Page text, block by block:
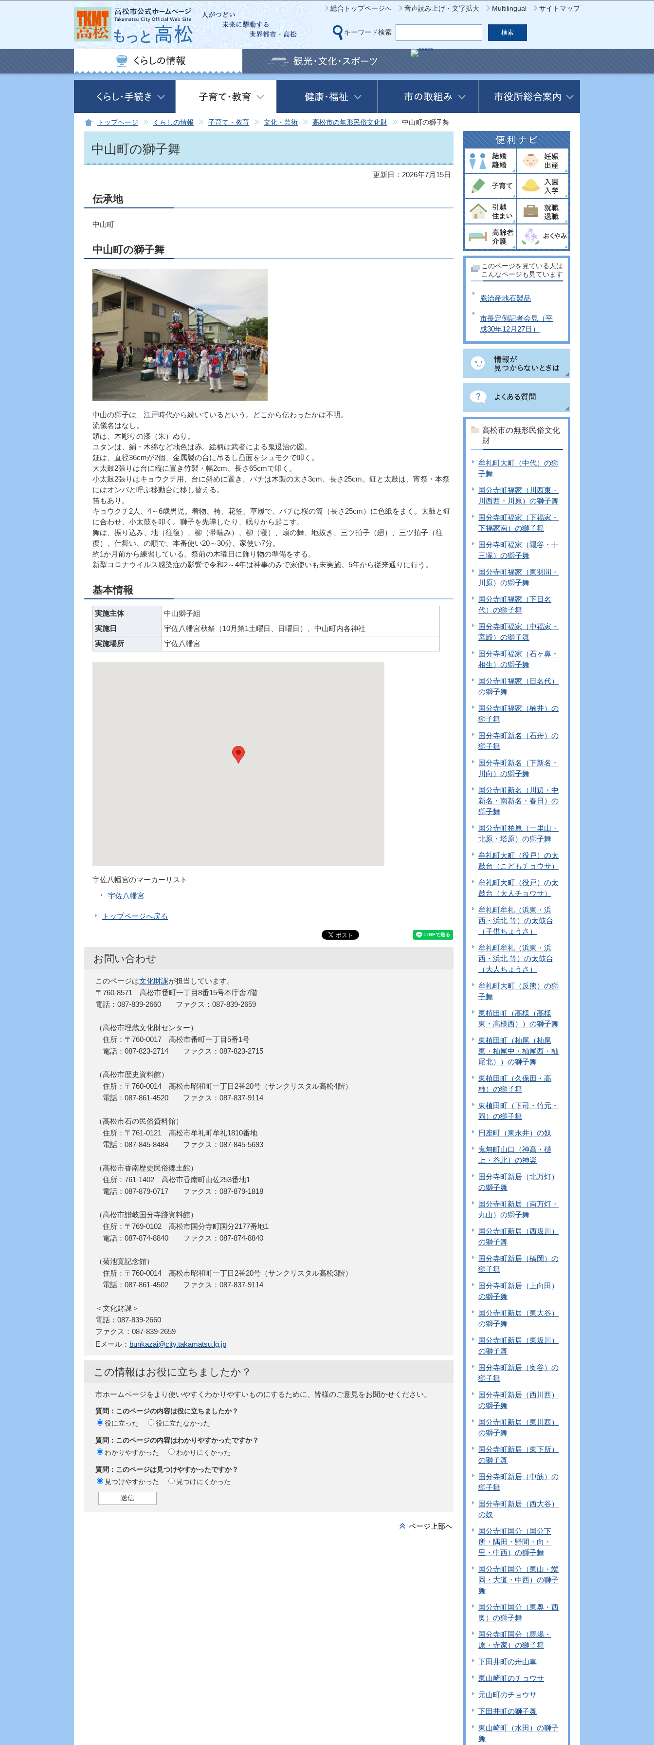
このページの本文へ移動
総合トップページへ 音声読み上げ・文字拡大 Multilingual サイトマップ
キーワード検索
トップページ くらしの情報 子育て・教育 文化・芸術 高松市の無形民俗文化財 中山町の獅子舞
中山町の獅子舞
更新日：2026年7月15日
伝承地
中山町
中山町の獅子舞
中山の獅子は、江戸時代から続いているという。どこから伝わったかは不明。
流儀名はなし。
頭は、木彫りの漆（朱）ぬり。
ユタンは、絹・木綿など地色は赤。絵柄は武者による鬼退治の図。
鉦は、直径36cmが2個、金属製の台に吊るし凸面をシュモクで叩く。
大太鼓2張りは台に縦に置き竹製・幅2cm、長さ65cmで叩く。
小太鼓2張りはキョウクチ用、台に斜めに置き、バチは木製の太さ3cm、長さ25cm。鉦と太鼓は、宵祭・本祭
にはオンバと呼ぶ移動台に移し替える。
笛もあり。
キョウクチ2人、4～6歳男児。着物、袴、花笠、草履で、バチは桜の筒（長さ25cm）に色紙をまく。太鼓と鉦
に合わせ、小太鼓を叩く。獅子を先導したり、眠りから起こす。
舞は、振り込み、地（往復）、柳（帯噛み）、柳（寝）、扇の舞、地抜き、三ツ拍子（廻）、三ツ拍子（往
復）、仕舞い、の順で、本番使い20～30分、家使い7分。
約1か月前から練習している。祭前の木曜日に飾り物の準備をする。
新型コロナウイルス感染症の影響で令和2～4年は神事のみで家使いも未実施。5年から従来通りに行う。
基本情報
実施主体
中山獅子組
実施日
宇佐八幡宮秋祭（10月第1土曜日、日曜日）、中山町内各神社
実施場所
宇佐八幡宮
宇佐八幡宮のマーカーリスト
宇佐八幡宮
トップページへ戻る
お問い合わせ
このページは文化財課が担当しています。
〒760-8571 高松市番町一丁目8番15号本庁舎7階
電話：087-839-2660 ファクス：087-839-2659
（高松市埋蔵文化財センター）
住所：〒760-0017 高松市番町一丁目5番1号
電話：087-823-2714 ファクス：087-823-2715
（高松市歴史資料館）
住所：〒760-0014 高松市昭和町一丁目2番20号（サンクリスタル高松4階）
電話：087-861-4520 ファクス：087-837-9114
（高松市石の民俗資料館）
住所：〒761-0121 高松市牟礼町牟礼1810番地
電話：087-845-8484 ファクス：087-845-5693
（高松市香南歴史民俗郷土館）
住所：761-1402 高松市香南町由佐253番地1
電話：087-879-0717 ファクス：087-879-1818
（高松市讃岐国分寺跡資料館）
住所：〒769-0102 高松市国分寺町国分2177番地1
電話：087-874-8840 ファクス：087-874-8840
（菊池寛記念館）
住所：〒760-0014 高松市昭和町一丁目2番20号（サンクリスタル高松3階）
電話：087-861-4502 ファクス：087-837-9114
＜文化財課＞
電話：087-839-2660
ファクス：087-839-2659
Eメール： bunkazai@city.takamatsu.lg.jp
この情報はお役に立ちましたか？
市ホームページをより使いやすくわかりやすいものにするために、皆様のご意見をお聞かせください。
質問：このページの内容は役に立ちましたか？
役に立った
役に立たなかった
質問：このページの内容はわかりやすかったですか？
わかりやすかった
わかりにくかった
質問：このページは見つけやすかったですか？
見つけやすかった
見つけにくかった
ページ上部へ
このページを見ている人は
こんなページも見ています
庵治産地石製品
市長定例記者会見（平
成30年12月27日）
高松市の無形民俗文化
財
牟礼町大町（中代）の獅
子舞
国分寺町福家（川西東・
川西西・川原）の獅子舞
国分寺町福家（下福家・
下福家南）の獅子舞
国分寺町福家（隠谷・十
三塚）の獅子舞
国分寺町福家（東羽間・
川原）の獅子舞
国分寺町福家（下日名
代）の獅子舞
国分寺町福家（中福家・
宮殿）の獅子舞
国分寺町福家（石ヶ鼻・
相生）の獅子舞
国分寺町福家（日名代）
の獅子舞
国分寺町福家（楠井）の
獅子舞
国分寺町新名（石舟）の
獅子舞
国分寺町新名（下新名・
川向）の獅子舞
国分寺町新名（川辺・中
新名・南新名・春日）の
獅子舞
国分寺町柏原（一里山・
北原・塔原）の獅子舞
牟礼町大町（役戸）の太
鼓台（こどもチョウサ）
牟礼町大町（役戸）の太
鼓台（大人チョウサ）
牟礼町牟礼（浜東・浜
西・浜北 等）の太鼓台
（子供ちょうさ）
牟礼町牟礼（浜東・浜
西・浜北 等）の太鼓台
（大人ちょうさ）
牟礼町大町（反熊）の獅
子舞
東植田町（高様（高様
東・高様西））の獅子舞
東植田町（杣尾（杣尾
東・杣尾中・杣尾西・杣
尾北））の獅子舞
東植田町（久保田・高
柿）の獅子舞
東植田町（下司・竹元・
岡）の獅子舞
円座町（東永井）の奴
鬼無町山口（神高・樋
上・谷北）の神楽
国分寺町新居（北万灯）
の獅子舞
国分寺町新居（南万灯・
丸山）の獅子舞
国分寺町新居（西坂川）
の獅子舞
国分寺町新居（橋岡）の
獅子舞
国分寺町新居（上向田）
の獅子舞
国分寺町新居（東大谷）
の獅子舞
国分寺町新居（東坂川）
の獅子舞
国分寺町新居（奥谷）の
獅子舞
国分寺町新居（西川西）
の獅子舞
国分寺町新居（東川西）
の獅子舞
国分寺町新居（東下所）
の獅子舞
国分寺町新居（中筋）の
獅子舞
国分寺町新居（西大谷）
の奴
国分寺町国分（国分下
所・隅田・野間・向・
里・中西）の獅子舞
国分寺町国分（東山・端
岡・大道・中西）の獅子
舞
国分寺町国分（東奥・西
奥）の獅子舞
国分寺町国分（馬場・
原・寺家）の獅子舞
下田井町の舟山車
東山崎町のチョウサ
元山町のチョウサ
下田井町の獅子舞
東山崎町（水田）の獅子
舞